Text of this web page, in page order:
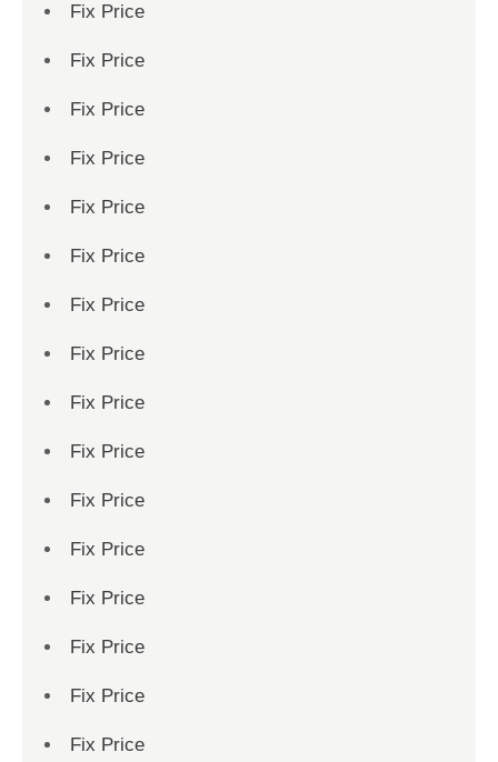
Fix Price
Fix Price
Fix Price
Fix Price
Fix Price
Fix Price
Fix Price
Fix Price
Fix Price
Fix Price
Fix Price
Fix Price
Fix Price
Fix Price
Fix Price
Fix Price